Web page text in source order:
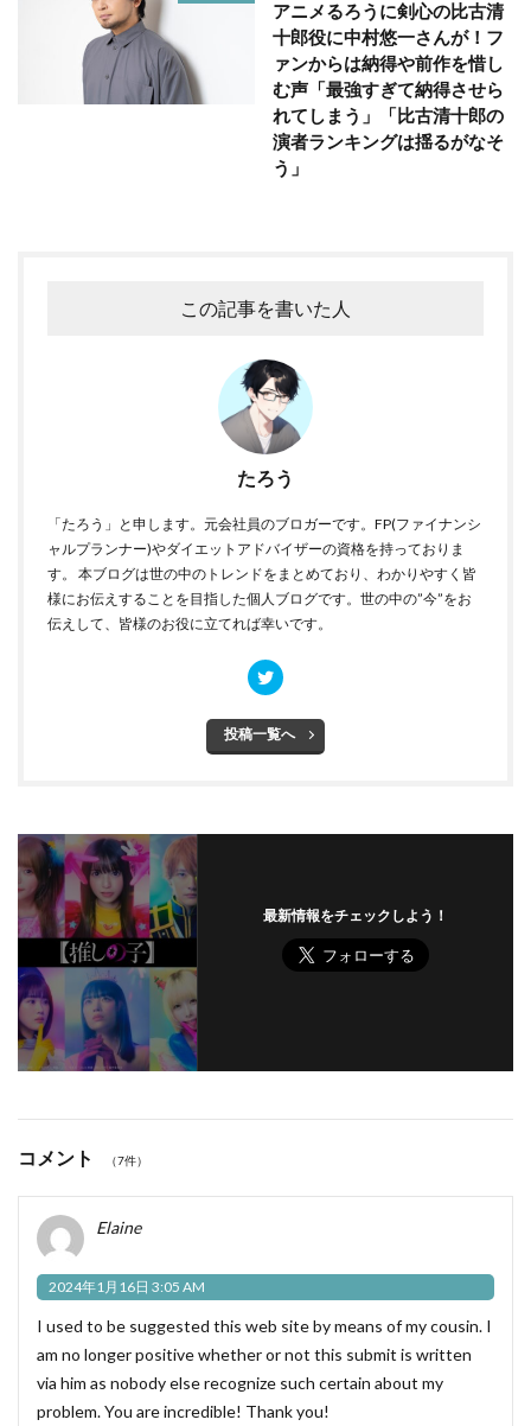
アニメるろうに剣心の比古清
十郎役に中村悠一さんが！フ
ァンからは納得や前作を惜し
む声「最強すぎて納得させら
れてしまう」「比古清十郎の
演者ランキングは揺るがなそ
う」
この記事を書いた人
たろう
「たろう」と申します。元会社員のブロガーです。FP(ファイナンシ
ャルプランナー)やダイエットアドバイザーの資格を持っておりま
す。 本ブログは世の中のトレンドをまとめており、わかりやすく皆
様にお伝えすることを目指した個人ブログです。世の中の”今”をお
伝えして、皆様のお役に立てれば幸いです。
投稿一覧へ
最新情報をチェックしよう！
コメント （7件）
Elaine
2024年1月16日 3:05 AM
I used to be suggested this web site by means of my cousin. I
am no longer positive whether or not this submit is written
via him as nobody else recognize such certain about my
problem. You are incredible! Thank you!